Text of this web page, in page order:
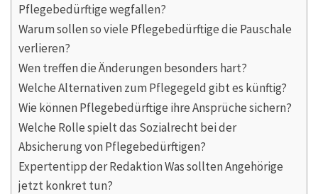
Pflegebedürftige wegfallen?
Warum sollen so viele Pflegebedürftige die Pauschale
verlieren?
Wen treffen die Änderungen besonders hart?
Welche Alternativen zum Pflegegeld gibt es künftig?
Wie können Pflegebedürftige ihre Ansprüche sichern?
Welche Rolle spielt das Sozialrecht bei der
Absicherung von Pflegebedürftigen?
Expertentipp der Redaktion Was sollten Angehörige
jetzt konkret tun?